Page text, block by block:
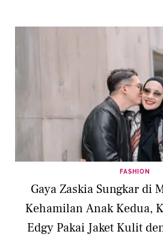
FASHION
Gaya Zaskia Sungkar di
Kehamilan Anak Kedua,
Edgy Pakai Jaket Kulit